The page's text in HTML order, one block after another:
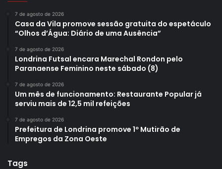
7 de agosto de 2026
Casa da Vila promove sessão gratuita do espetáculo
“Olhos d’Água: Diário de uma Ausência”
7 de agosto de 2026
Londrina Futsal encara Marechal Rondon pelo
Paranaense Feminino neste sábado (8)
7 de agosto de 2026
Um mês de funcionamento: Restaurante Popular já
serviu mais de 12,5 mil refeições
7 de agosto de 2026
Prefeitura de Londrina promove 1º Mutirão de
Empregos da Zona Oeste
Tags